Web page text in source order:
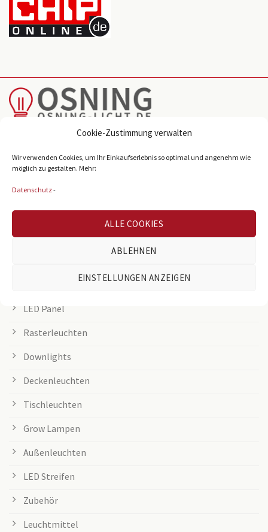
Cookie-Zustimmung verwalten
Wir verwenden Cookies, um Ihr Einkaufserlebnis so optimal und angenehm wie
möglich zu gestalten. Mehr:
Datenschutz-
ALLE COOKIES
ABLEHNEN
EINSTELLUNGEN ANZEIGEN
D-33605 Bielefeld
+49 521 38980
BELIEBTE KATEGORIEN
Büroleuchten
LED Panel
Rasterleuchten
Downlights
Deckenleuchten
Tischleuchten
Grow Lampen
Außenleuchten
LED Streifen
Zubehör
Leuchtmittel